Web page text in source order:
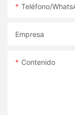
Teléfono/
Empresa
Contenido